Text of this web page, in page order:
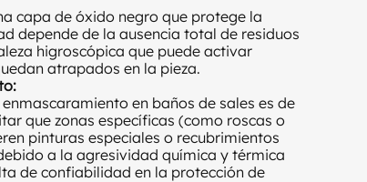
capa de óxido negro que protege la
depende de la ausencia total de residuos
higroscópica que puede activar
atrapados en la pieza.
en baños de sales es de
que zonas específicas (como roscas o
pinturas especiales o recubrimientos
a la agresividad química y térmica
de confiabilidad en la protección de